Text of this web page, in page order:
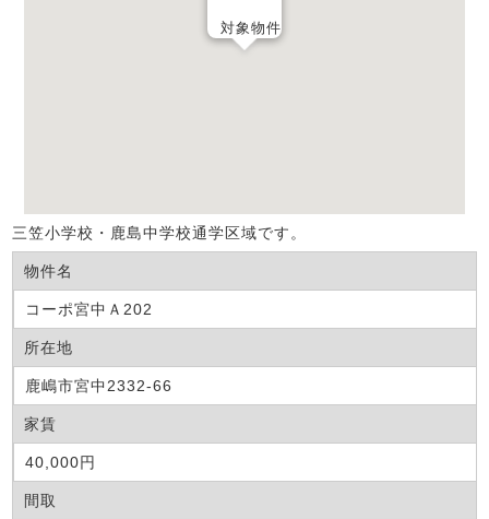
対象物件
三笠小学校・鹿島中学校通学区域です。
物件名
コーポ宮中Ａ202
所在地
鹿嶋市宮中2332-66
家賃
40,000円
間取